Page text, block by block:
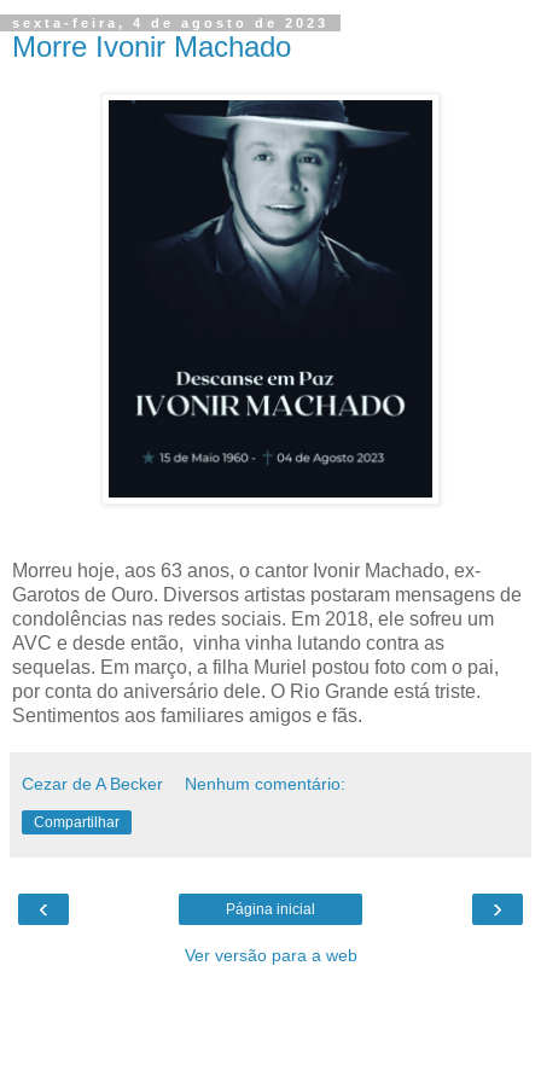
sexta-feira, 4 de agosto de 2023
Morre Ivonir Machado
Morreu hoje, aos 63 anos, o cantor Ivonir Machado, ex-
Garotos de Ouro. Diversos artistas postaram mensagens de
condolências nas redes sociais. Em 2018, ele sofreu um
AVC e desde então, vinha vinha lutando contra as
sequelas. Em março, a filha Muriel postou foto com o pai,
por conta do aniversário dele. O Rio Grande está triste.
Sentimentos aos familiares amigos e fãs.
Cezar de A Becker Nenhum comentário:
Compartilhar
‹ ›
Página inicial
Ver versão para a web